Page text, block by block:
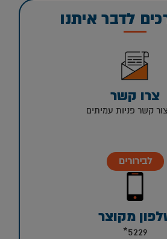
לדבר איתנו
צרו קשר
קשר פניות עמיתים
לבירורים
מקוצר
5229*